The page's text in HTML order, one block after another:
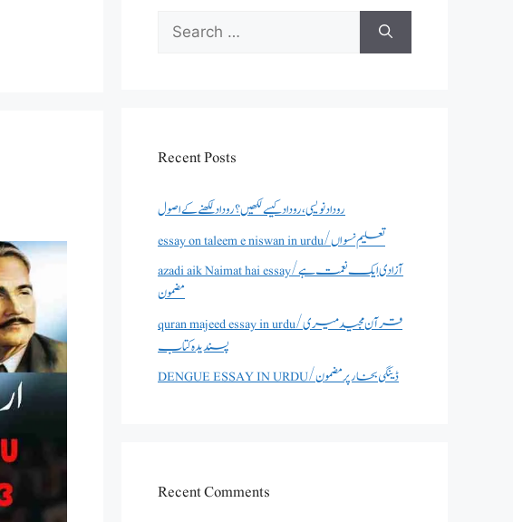
Search
for:
Recent Posts
روداد نویسی ،روداد کیسے لکھیں؟ روداد لکھنے کے اصول
essay on taleem e niswan in urdu/تعلیم نسواں
azadi aik Naimat hai essay/آزادی ایک نعمت ہے
مضمون
quran majeed essay in urdu/قرآن مجید میری
پسندیدہ کتاب
DENGUE ESSAY IN URDU/ڈینگی بخار پر مضمون
Recent Comments